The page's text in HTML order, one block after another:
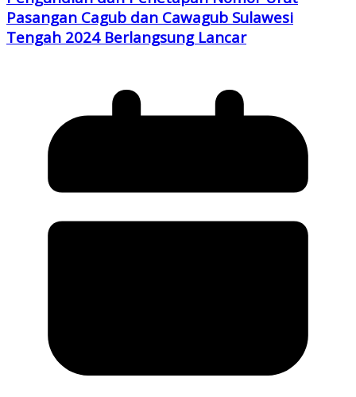
Pasangan Cagub dan Cawagub Sulawesi
Tengah 2024 Berlangsung Lancar